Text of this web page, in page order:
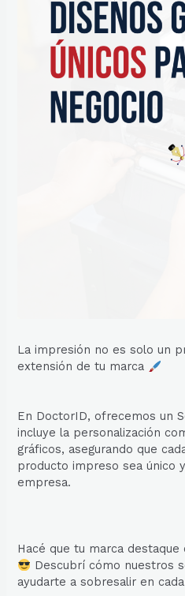
La impresión no es solo un
extensión de tu marca
En DoctorID, ofrecemos un
incluye la personalización
gráficos, asegurando que
producto impreso sea único
empresa.
Hacé que tu marca
Descubrí cómo nuestros
ayudarte a sobresalir en